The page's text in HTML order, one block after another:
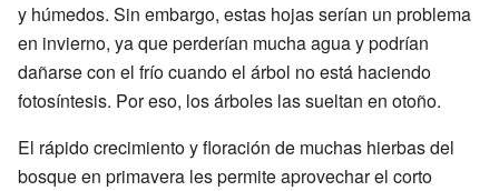
y húmedos. Sin embargo, estas hojas serían un problema
en invierno, ya que perderían mucha agua y podrían
dañarse con el frío cuando el árbol no está haciendo
fotosíntesis. Por eso, los árboles las sueltan en otoño.
El rápido crecimiento y floración de muchas hierbas del
bosque en primavera les permite aprovechar el corto